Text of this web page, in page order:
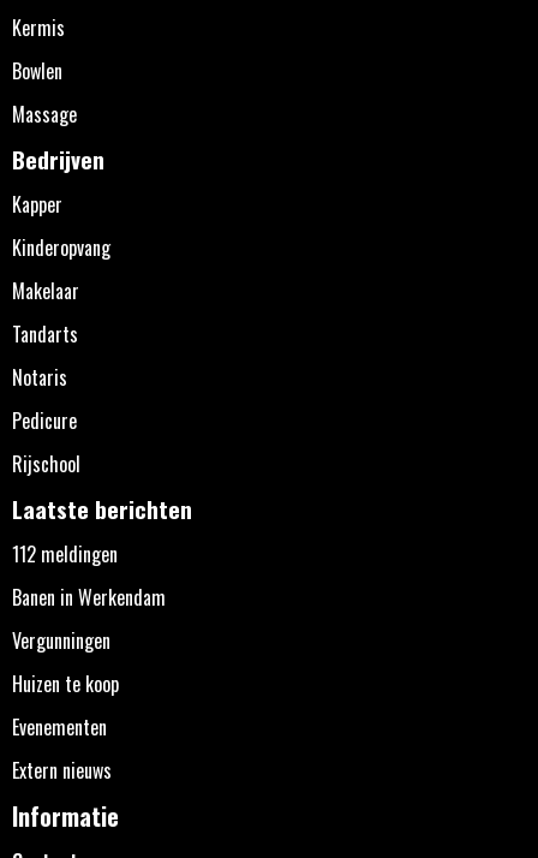
Kermis
Bowlen
Massage
Bedrijven
Kapper
Kinderopvang
Makelaar
Tandarts
Notaris
Pedicure
Rijschool
Laatste berichten
112 meldingen
Banen in Werkendam
Vergunningen
Huizen te koop
Evenementen
Extern nieuws
Informatie